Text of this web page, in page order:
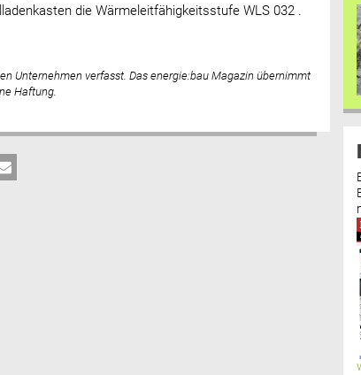
die Wärmeleitfähigkeitsstufe WLS 032 .
Unternehmen verfasst. Das energie:bau Magazin übernimmt
Haftung.